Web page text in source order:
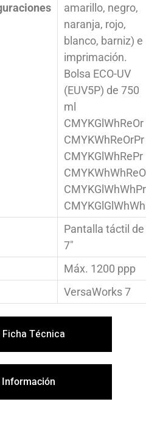
amarillo, negro,
naranja, rojo,
blanco, barniz) e
imprimación.
Bolsa ECO-UV
(EUV5P) de 750
ml
CMYKGlWhReOr
CMYKWhReOrPr
CMYKGlWhRePr
CMYKGlWhWhPr
CMYKGlGlWhWh
Pantalla táctil de
7″
Máx. 1200 ppp
VersaWorks 7
Técnica